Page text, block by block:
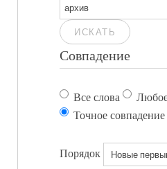
ИСКАТЬ
Совпадение
Все слова
Точное совпадение
Порядок